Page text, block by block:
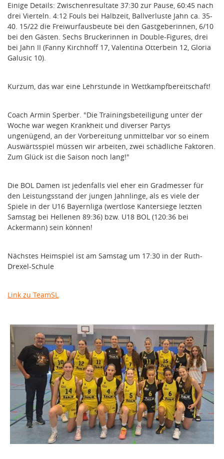
Einige Details: Zwischenresultate 37:30 zur Pause, 60:45 nach
drei Vierteln. 4:12 Fouls bei Halbzeit, Ballverluste Jahn ca. 35-
40. 15/22 die Freiwurfausbeute bei den Gastgeberinnen, 6/10
bei den Gästen. Sechs Bruckerinnen in Double-Figures, drei
bei Jahn II (Fanny Kirchhoff 17, Valentina Otterbein 12, Gloria
Galusic 10).
Kurzum, das war eine Lehrstunde in Wettkampfbereitschaft!
Coach Armin Sperber. "Die Trainingsbeteiligung unter der
Woche war wegen Krankheit und diverser Partys
ungenügend, an der Vorbereitung unmittelbar vor so einem
Auswärtsspiel müssen wir arbeiten, zwei schädliche Faktoren.
Zum Glück ist die Saison noch lang!"
Die BOL Damen ist jedenfalls viel eher ein Gradmesser für
den Leistungsstand der jungen Jahnlinge, als es viele der
Spiele in der U16 Bayernliga (wertlose Kantersiege letzten
Samstag bei Hellenen 89:36) bzw. U18 BOL (120:36 bei
Ackermann) sein können!
Nächstes Heimspiel ist am Samstag um 17:30 in der Ruth-
Drexel-Schule
Link zu TeamSL